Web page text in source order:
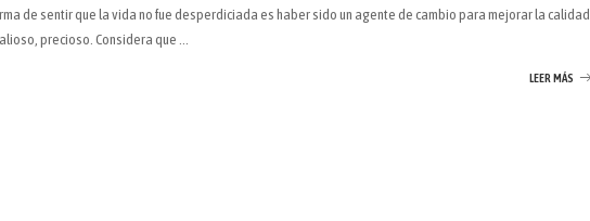
de sentir que la vida no fue desperdiciada es haber sido un agente de cambio para mejorar la calidad
precioso. Considera que
LEER MÁS